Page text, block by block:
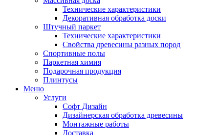
Технические характеристики
Декоративная обработка доски
Штучный паркет
Технические характеристики
Свойства древесины разных пород
Спортивные полы
Паркетная химия
Подарочная продукция
Плинтусы
Меню
Услуги
Софт Дизайн
Дизайнерская обработка древесины
Монтажные работы
Доставка